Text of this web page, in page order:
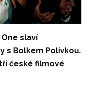
One slaví
s Bolkem Polívkou.
české filmové